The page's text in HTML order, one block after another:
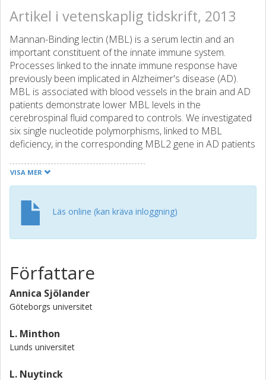
Artikel i vetenskaplig tidskrift, 2013
Mannan-Binding lectin (MBL) is a serum lectin and an
important constituent of the innate immune system.
Processes linked to the innate immune response have
previously been implicated in Alzheimer's disease (AD).
MBL is associated with blood vessels in the brain and AD
patients demonstrate lower MBL levels in the
cerebrospinal fluid compared to controls. We investigated
six single nucleotide polymorphisms, linked to MBL
deficiency, in the corresponding MBL2 gene in AD patients
significantly associated with AD risk (OR = 1.6, p = 0.01 and
OR = 1.5, p = 0.02, respectively). The present study is the
relation to AD. Our findings support that the MBL2 gene
impact the disease risk.
VISA MER
Läs online (kan kräva inloggning)
Författare
Annica Sjölander
Göteborgs universitet
L. Minthon
Lunds universitet
L. Nuytinck